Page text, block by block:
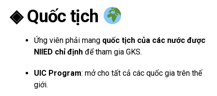
◈ Quốc tịch
Ứng viên phải mang quốc tịch của các nước được
NIIED chỉ định để tham gia GKS.
UIC Program: mở cho tất cả các quốc gia trên thế
giới.